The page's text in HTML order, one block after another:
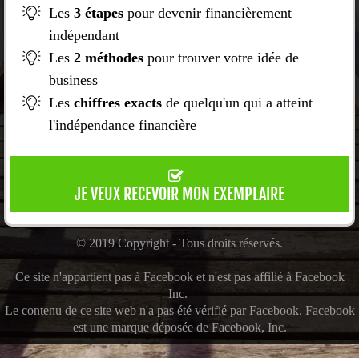
Les 3 étapespour devenir financièrement
indépendant
Les 2 méthodespour trouver votre idée de
business
Les chiffres exactsde quelqu'un qui a atteint
l'indépendance financière
JE VEUX RECEVOIR MON EXEMPLAIRE
© 2019 Copyright - Tous droits réservés.
Ce site n'appartient pas à Facebook et n'est pas affilié à Facebook
Inc.
Le contenu de ce site web n'a pas été vérifié par Facebook. Facebook
est une marque déposée de Facebook, Inc.